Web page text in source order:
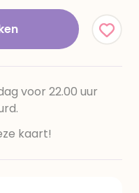
voor 22.00 uur
kaart!